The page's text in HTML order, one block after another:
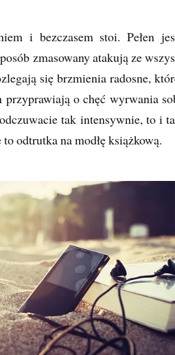
i bezczasem stoi. Pełen
zmasowany atakują ze
się brzmienia radosne,
przyprawiają o chęć wyrwania
tak intensywnie, to i
odtrutka na modłę książkową.